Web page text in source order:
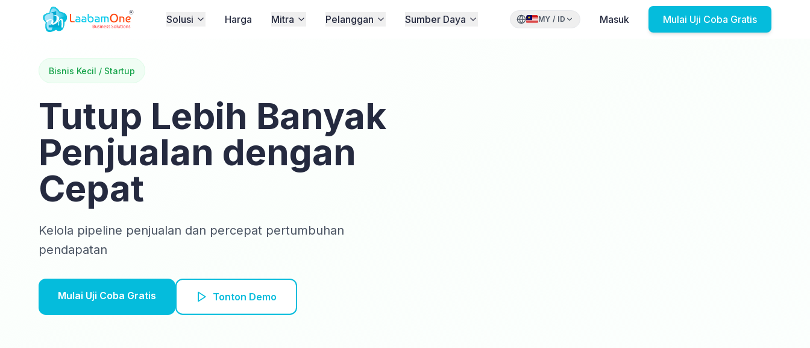
Solusi Harga Mitra Pelanggan Sumber Daya MY / ID Masuk Mulai Uji Coba Gratis
Bisnis Kecil / Startup
Tutup Lebih Banyak
Penjualan dengan
Cepat
Kelola pipeline penjualan dan percepat pertumbuhan
pendapatan
Mulai Uji Coba Gratis Tonton Demo